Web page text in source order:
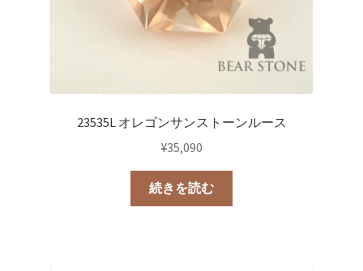
23535L オレゴンサンストーンルース
¥35,090
続きを読む